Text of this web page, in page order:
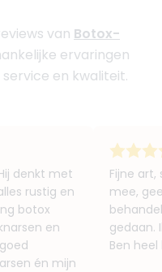
een afspraak
van Botox-
ervaringen
en kwaliteit.
denkt met
rustig en
botox
en
én mijn
Fijne
mee,
gedaan.
Ben